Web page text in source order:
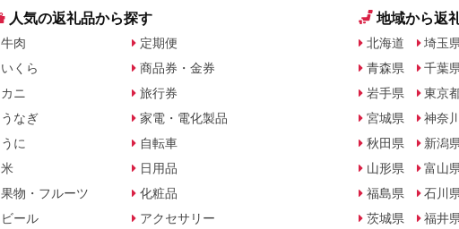
人気の返礼品から探す
牛肉
いくら
カニ
うなぎ
うに
米
果物・フルーツ
ビール
定期便
商品券・金券
旅行券
家電・電化製品
自転車
日用品
化粧品
アクセサリー
地域から返
北海道
青森県
岩手県
宮城県
秋田県
山形県
福島県
茨城県
埼玉
千葉
東京
神奈
新潟
富山
石川
福井